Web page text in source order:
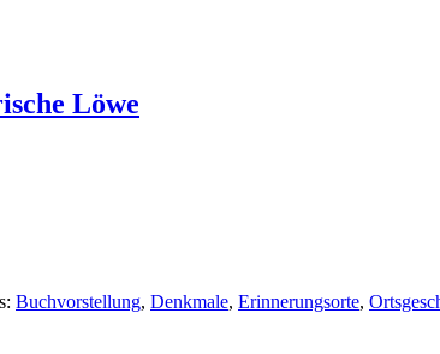
Löwe
Buchvorstellung, Denkmale, Erinnerungsorte,